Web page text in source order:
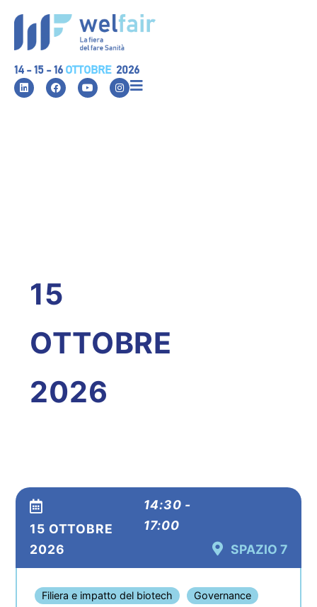
14 - 15 - 16 OTTOBRE 2026
15
OTTOBRE
2026
15 OTTOBRE
2026
14:30 -
17:00
SPAZIO 7
Filiera e impatto del biotech Governance